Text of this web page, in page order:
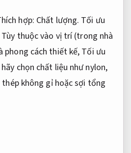
hợp: Chất lượng. Tối ưu
Tùy thuộc vào vị trí (trong nhà
phong cách thiết kế, Tối ưu
hãy chọn chất liệu như nylon,
thép không gỉ hoặc sợi tổng